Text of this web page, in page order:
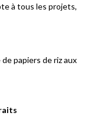
à tous les projets,
papiers de riz aux